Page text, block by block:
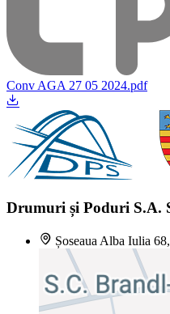
Conv AGA 27 05 2024.pdf
Drumuri și Poduri S.A.
Șoseaua Alba Iulia